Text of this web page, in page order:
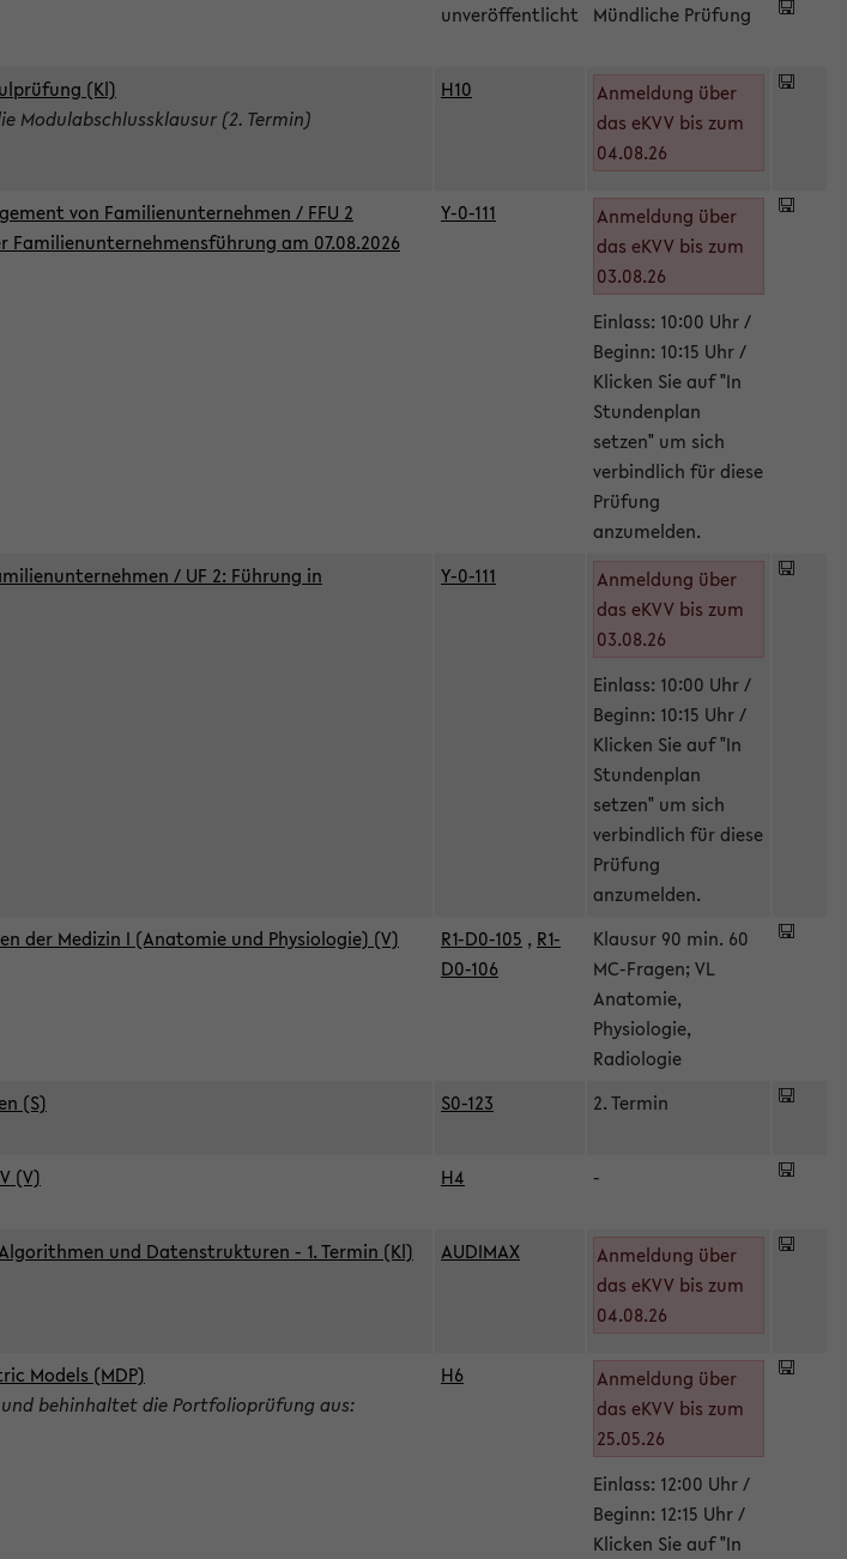
unveröffentlicht Mündliche Prüfung
(Kl)
Modulabschlussklausur (2. Termin)
H10
Anmeldung über
das eKVV bis zum
04.08.26
von Familienunternehmen / FFU 2
Familienunternehmensführung am 07.08.2026
Y-0-111
Anmeldung über
das eKVV bis zum
03.08.26
Einlass: 10:00 Uhr /
Beginn: 10:15 Uhr /
Klicken Sie auf "In
Stundenplan
setzen" um sich
verbindlich für diese
Prüfung
anzumelden.
/ UF 2: Führung in
Y-0-111
Anmeldung über
das eKVV bis zum
03.08.26
Einlass: 10:00 Uhr /
Beginn: 10:15 Uhr /
Klicken Sie auf "In
Stundenplan
setzen" um sich
verbindlich für diese
Prüfung
anzumelden.
der Medizin I (Anatomie und Physiologie) (V) R1-D0-105 , R1-
D0-106
Klausur 90 min. 60
MC-Fragen; VL
Anatomie,
Physiologie,
Radiologie
(S) S0-123 2. Termin
(V) H4 -
und Datenstrukturen - 1. Termin (Kl) AUDIMAX
Anmeldung über
das eKVV bis zum
04.08.26
Models (MDP)
behinhaltet die Portfolioprüfung aus:
H6
Anmeldung über
das eKVV bis zum
25.05.26
Einlass: 12:00 Uhr /
Beginn: 12:15 Uhr /
Klicken Sie auf "In